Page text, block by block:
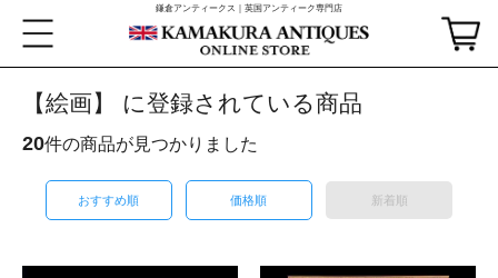
鎌倉アンティークス｜英国アンティーク専門店
【絵画】 に登録されている商品
20件の商品が見つかりました
おすすめ順 価格順 新着順